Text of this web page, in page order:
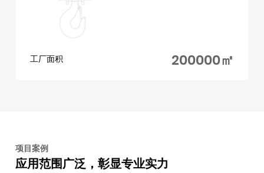
工厂面积 200000㎡
项目案例
应用范围广泛，彰显专业实力